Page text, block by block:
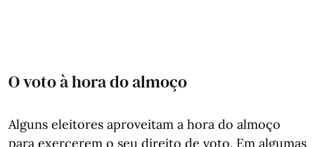
O voto à hora do almoço
Alguns eleitores aproveitam a hora do almoço
para exercerem o seu direito de voto. Em algumas